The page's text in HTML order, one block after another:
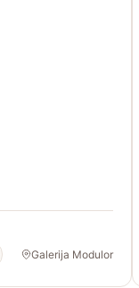
Galerija Modulor